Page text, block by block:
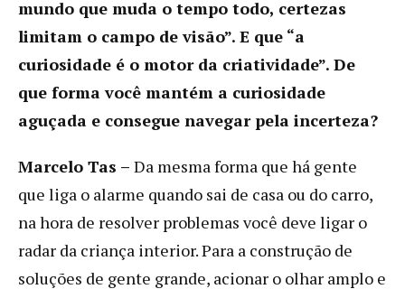
mundo que muda o tempo todo, certezas
limitam o campo de visão”. E que “a
curiosidade é o motor da criatividade”. De
que forma você mantém a curiosidade
aguçada e consegue navegar pela incerteza?
Marcelo Tas – Da mesma forma que há gente
que liga o alarme quando sai de casa ou do carro,
na hora de resolver problemas você deve ligar o
radar da criança interior. Para a construção de
soluções de gente grande, acionar o olhar amplo e